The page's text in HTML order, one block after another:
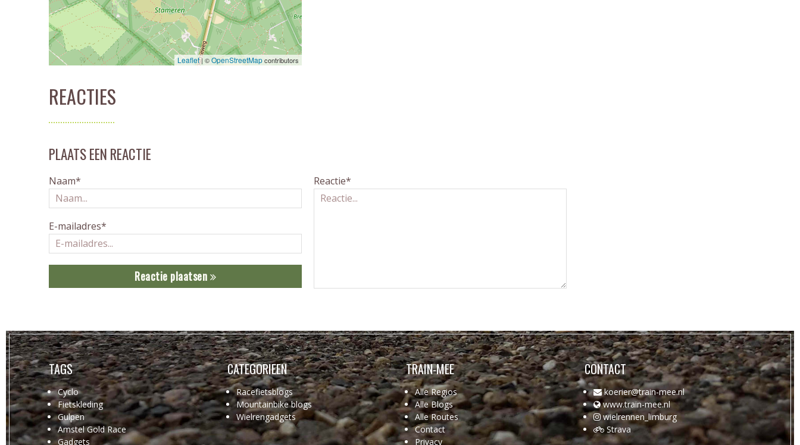
Leaflet| ©OpenStreetMapcontributors
REACTIES
PLAATS EEN REACTIE
Reactie*
Naam*
E-mailadres*
Reactie plaatsen
TAGS
Cyclo
Fietskleding
Gulpen
Amstel Gold Race
Gadgets
CATEGORIEEN
Racefietsblogs
Mountainbike blogs
Wielrengadgets
TRAIN-MEE
Alle Regios
Alle Blogs
Alle Routes
Contact
Privacy
CONTACT
koerier@train-mee.nl
www.train-mee.nl
wielrennen_limburg
Strava